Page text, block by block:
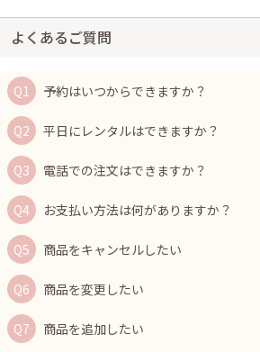
よくあるご質問
予約はいつからできますか？
平日にレンタルはできますか？
電話での注文はできますか？
お支払い方法は何がありますか？
商品をキャンセルしたい
商品を変更したい
商品を追加したい